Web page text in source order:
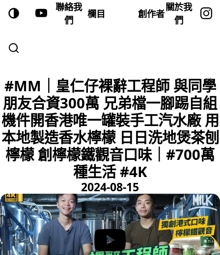
聯絡我
們
欄目 創作者
關於我
們
#MM｜皇仁仔裸辭工程師 與同學
朋友合資300萬 兄弟檔一腳踢自組
機件開香港唯一罐裝手工汽水廠 用
本地製造香水檸檬 日日洗地煲茶刨
檸檬 創檸檬鐵觀音口味｜#700萬
種生活 #4K
2024-08-15